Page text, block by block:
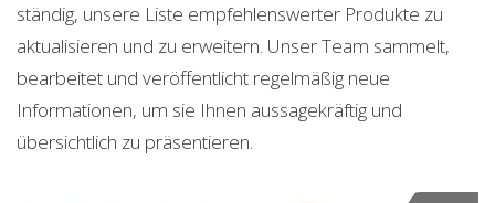
ständig, unsere Liste empfehlenswerter Produkte zu
aktualisieren und zu erweitern. Unser Team sammelt,
bearbeitet und veröffentlicht regelmäßig neue
Informationen, um sie Ihnen aussagekräftig und
übersichtlich zu präsentieren.